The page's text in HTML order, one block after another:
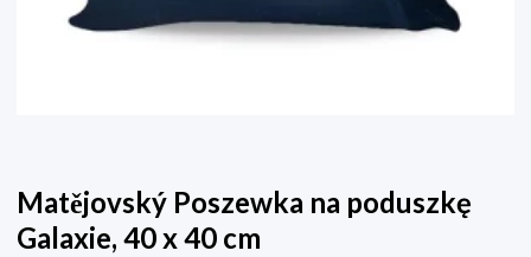
Matějovský Poszewka na poduszkę
Galaxie, 40 x 40 cm